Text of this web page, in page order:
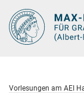
Hauptinhalt
Vorlesungen am AEI